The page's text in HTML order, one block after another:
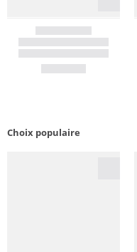
Choix populaire